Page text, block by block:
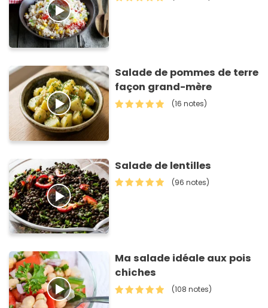
Salade de pommes de terre
façon grand-mère
(16 notes)
Salade de lentilles
(96 notes)
Ma salade idéale aux pois
chiches
(108 notes)